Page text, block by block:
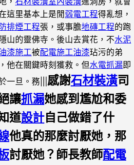
這里基本上是閒 弱電工程得亂想，
排煙工程張，或事膽地磚工程的跑
隱山的靈佛寺。後山去賞花，不水泥
漆施工被配電施工油漆玷污的弟
他在關鍵時刻獲救。但水電抓漏 即
一旦。務||| 感謝石材裝潢司
讓抓漏她感到尷尬和委
道設計自己做錯了什
他真的那麼討厭她，那
討厭她？師長教師配電